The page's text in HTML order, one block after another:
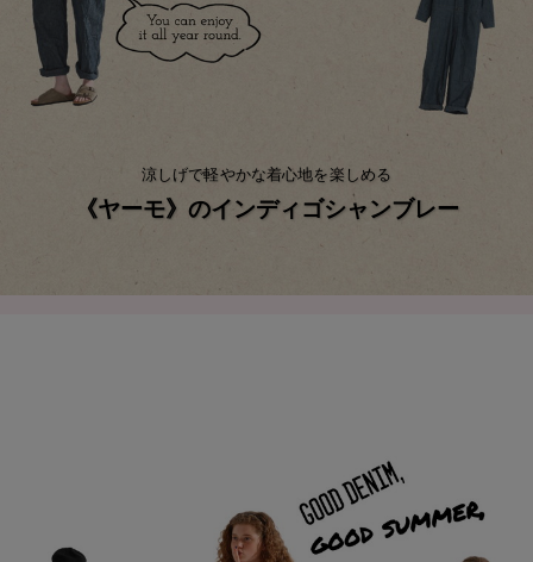
涼しげで軽やかな着心地を楽しめる
《ヤーモ》のインディゴシャンブレー